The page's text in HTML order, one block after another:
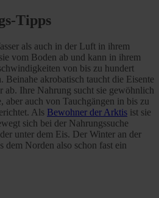
Tipps
als auch in der Luft in ihrem
vom Boden ab und kann in ihrem
von bis zu hundert
Beinahe akrobatisch taucht die Eisente
ab. Ihre Nahrung sucht sie gewöhnlich
aber auch von Tauchgängen in bis zu
Als Bewohner der Arktis ist sie
sich bei der Nahrungssuche
unter dem Eis. Der Winter an der
dem Norden also schon fast ein